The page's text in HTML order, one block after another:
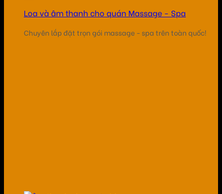
Loa và âm thanh cho quán Massage - Spa
Chuyên lắp đặt trọn gói massage - spa trên toàn quốc!